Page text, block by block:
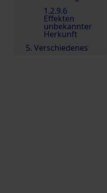
1.2.9.6
Effekten
unbekannter
Herkunft
5. Verschiedenes